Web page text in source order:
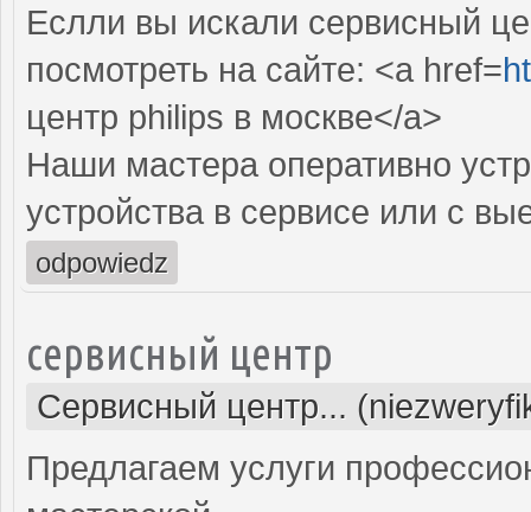
Еслли вы искали сервисный
посмотреть на сайте: <a href=
центр philips в москве</a>
Наши мастера оперативно
устройства в сервисе или с
odpowiedz
сервисный центр
Сервисный центр...
Предлагаем услуги